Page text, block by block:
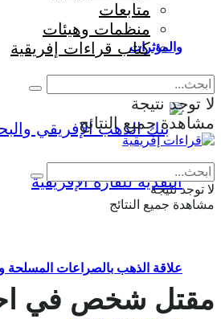
والمؤثرات
علاقة الذهب بالصراعات المسلحة
متابعات
منظمات وهيئات
كتاب قراءات إفريقية
لا توجد نتيجة
مشاهدة جميع النتائج
لا توجد نتيجة
مشاهدة جميع النتائج
مقتل شخص في